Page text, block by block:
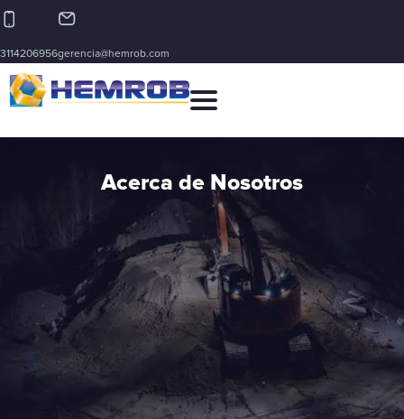
3114206956gerencia@hemrob.com
Acerca de Nosotros